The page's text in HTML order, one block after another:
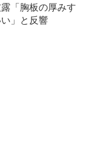
「胸板の厚みす
」と反響